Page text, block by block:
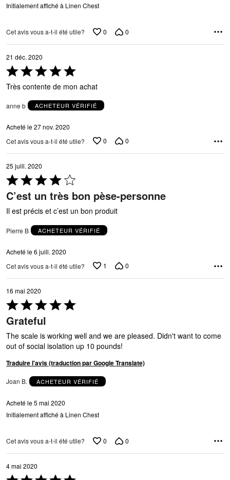
Initialement affiché à Linen Chest
Cet avis vous a-t-il été utile? 0 0
21 déc. 2020
Coté
5 sur
5
Très contente de mon achat
anne b ACHETEUR VÉRIFIÉ
Acheté le 27 nov. 2020
Cet avis vous a-t-il été utile?
0 0
25 juill. 2020
Coté
4 sur
5
C’est un très bon pèse-personne
Il est précis et c’est un bon produit
Pierre B ACHETEUR VÉRIFIÉ
Acheté le 6 juill. 2020
Cet avis vous a-t-il été utile?
1 0
16 mai 2020
Coté
5 sur
5
Grateful
The scale is working well and we are pleased. Didn't want to come
out of social isolation up 10 pounds!
Traduire l'avis (traduction par Google Translate)
Joan B. ACHETEUR VÉRIFIÉ
Acheté le 5 mai 2020
Initialement affiché à Linen Chest
Cet avis vous a-t-il été utile? 0 0
4 mai 2020